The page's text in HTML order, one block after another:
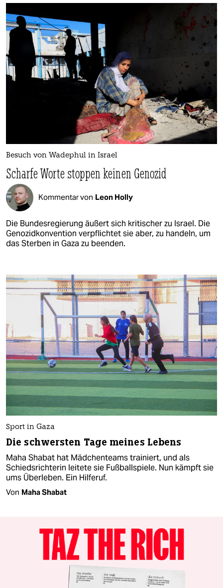
Besuch von Wadephul in Israel
Scharfe Worte stoppen keinen Genozid
Kommentar von Leon Holly
Die Bundesregierung äußert sich kritischer zu Israel. Die
Genozidkonvention verpflichtet sie aber, zu handeln, um
das Sterben in Gaza zu beenden.
Sport in Gaza
Die schwersten Tage meines Lebens
Maha Shabat hat Mädchenteams trainiert, und als
Schiedsrichterin leitete sie Fußballspiele. Nun kämpft sie
ums Überleben. Ein Hilferuf.
Von Maha Shabat